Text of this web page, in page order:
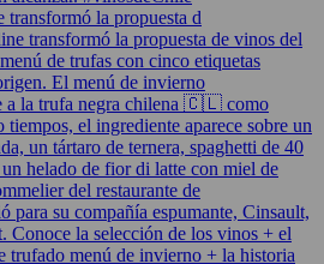
la propuesta d